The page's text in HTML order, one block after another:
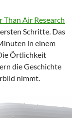
Than Air Research
Schritte. Das
in einem
Örtlichkeit
die Geschichte
nimmt.